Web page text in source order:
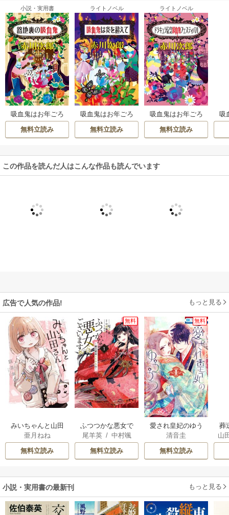
小説・実用書
吸血鬼はお年ごろ
シリーズ
無料立読み
ライトノベル
吸血鬼はお年ごろ
シリーズ
無料立読み
ライトノベル
吸血鬼はお年ごろ
シリーズ
無料立読み
吸
この作品を読んだ人はこんな作品も読んでいます
広告で人気の作品! もっと見る
みいちゃんと山田
さん
亜月ねね
無料立読み
無料
ふつつかな悪女で
はございますが ～
雛宮蝶鼠とりかえ
伝～
尾羊英/ 中村颯
希
/ ゆき哉
無料立読み
無料
愛され皇妃のゆう
うつ
清音圭
無料立読み
葬
山
小説・実用書の最新刊 もっと見る